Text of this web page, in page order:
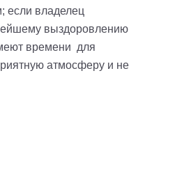
если владелец
выздоровлению
времени для
атмосферу и не